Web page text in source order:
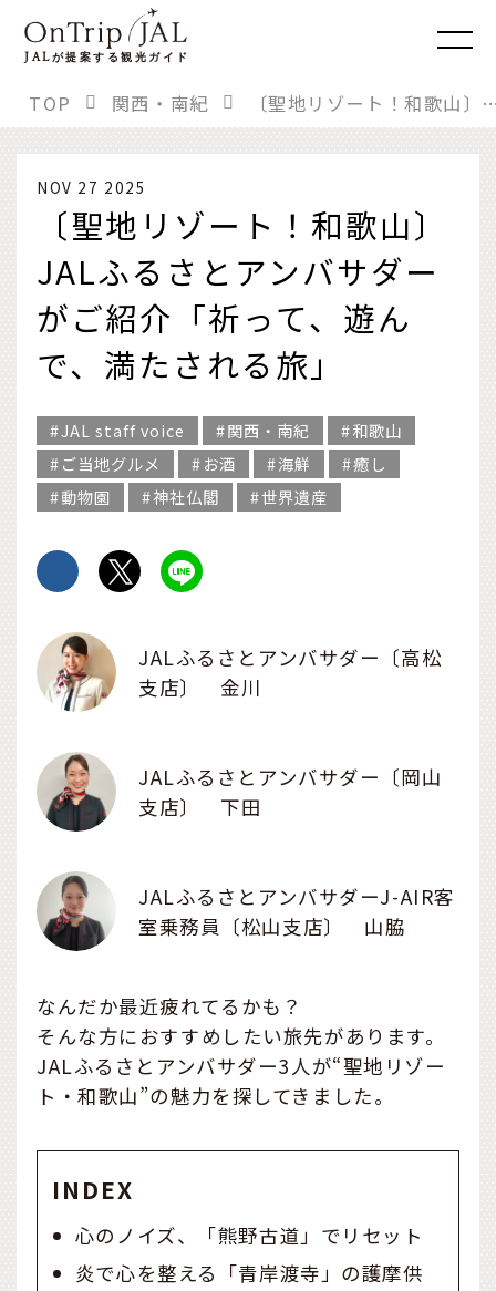
JALが提案する観光ガイド
TOP 関西・南紀 〔聖地リゾート！和歌山〕JALふるさとアンバ
NOV 27 2025
〔聖地リゾート！和歌山〕
JALふるさとアンバサダー
がご紹介「祈って、遊ん
で、満たされる旅」
JAL staff voice 関西・南紀
和歌山
ご当地グルメ
お酒 海鮮
癒し
動物園
神社仏閣 世界遺産
JALふるさとアンバサダー〔高松
支店〕 金川
JALふるさとアンバサダー〔岡山
支店〕 下田
JALふるさとアンバサダーJ-AIR客
室乗務員〔松山支店〕 山脇
なんだか最近疲れてるかも？
そんな方におすすめしたい旅先があります。
JALふるさとアンバサダー3人が“聖地リゾー
ト・和歌山”の魅力を探してきました。
INDEX
心のノイズ、「熊野古道」でリセット
炎で心を整える「青岸渡寺」の護摩供